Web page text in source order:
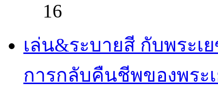
16
เล่น&ระบายสี กับพระ
การกลับคืนชีพของพระ